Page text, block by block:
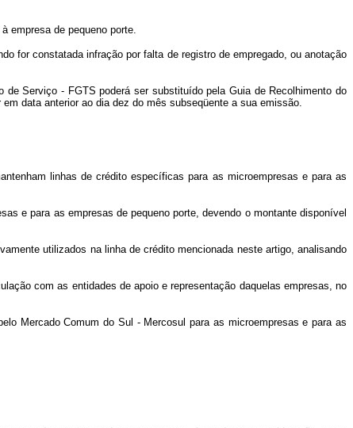
empresa de pequeno porte.
for constatada infração por falta de registro de empregado, ou anotação
Serviço - FGTS poderá ser substituído pela Guia de Recolhimento do
data anterior ao dia dez do mês subseqüente a sua emissão.
linhas de crédito específicas para as microempresas e para as
e para as empresas de pequeno porte, devendo o montante disponível
utilizados na linha de crédito mencionada neste artigo, analisando
com as entidades de apoio e representação daquelas empresas, no
Mercado Comum do Sul - Mercosul para as microempresas e para as